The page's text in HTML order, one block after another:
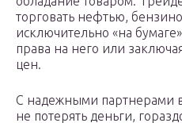
торговать нефтью,
исключительно «на
права на него или
цен.
С надежными партнерами
не потерять деньги,